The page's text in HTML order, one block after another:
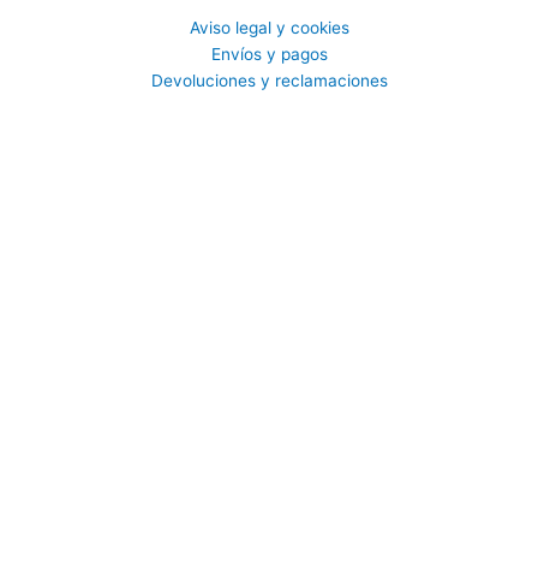
Aviso legal y cookies
Envíos y pagos
Devoluciones y reclamaciones